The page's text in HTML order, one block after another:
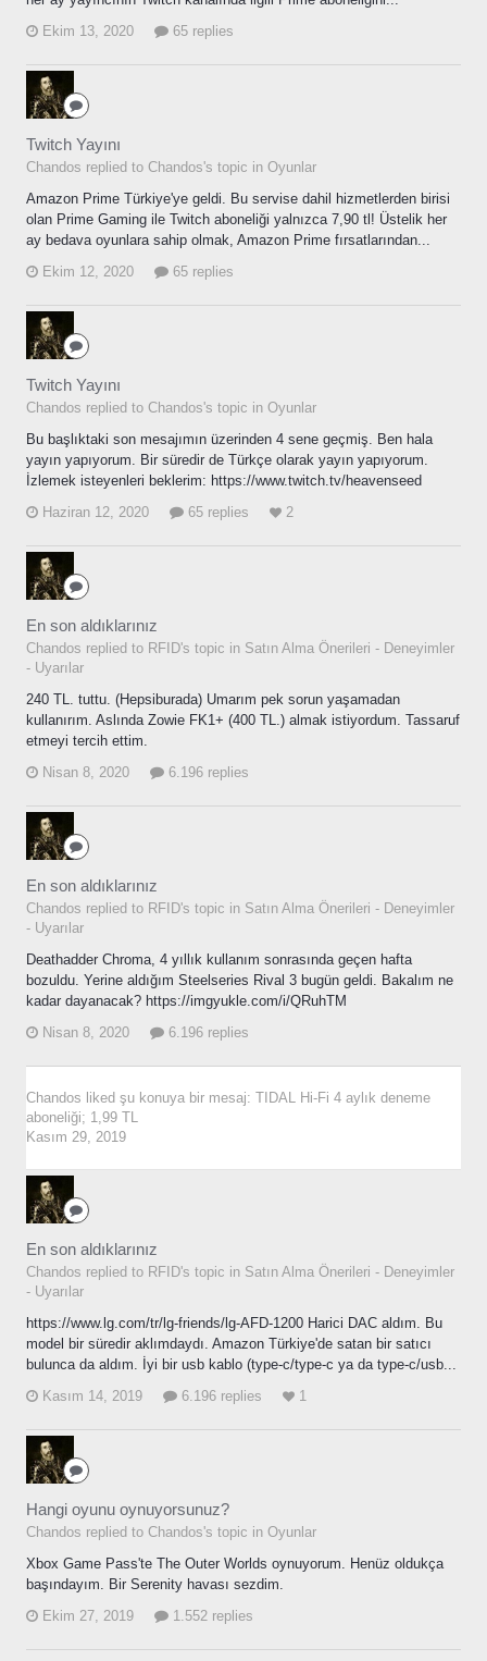
Ekim 13, 2020
65 replies
Twitch Yayını
Chandos replied to Chandos's topic in Oyunlar
Amazon Prime Türkiye'ye geldi. Bu servise dahil hizmetlerden birisi
olan Prime Gaming ile Twitch aboneliği yalnızca 7,90 tl! Üstelik her
ay bedava oyunlara sahip olmak, Amazon Prime fırsatlarından...
Ekim 12, 2020
65 replies
Twitch Yayını
Chandos replied to Chandos's topic in Oyunlar
Bu başlıktaki son mesajımın üzerinden 4 sene geçmiş. Ben hala
yayın yapıyorum. Bir süredir de Türkçe olarak yayın yapıyorum.
İzlemek isteyenleri beklerim: https://www.twitch.tv/heavenseed
Haziran 12, 2020
65 replies 2
En son aldıklarınız
Chandos replied to RFID's topic in Satın Alma Önerileri - Deneyimler
- Uyarılar
240 TL. tuttu. (Hepsiburada) Umarım pek sorun yaşamadan
kullanırım. Aslında Zowie FK1+ (400 TL.) almak istiyordum. Tassaruf
etmeyi tercih ettim.
Nisan 8, 2020
6.196 replies
En son aldıklarınız
Chandos replied to RFID's topic in Satın Alma Önerileri - Deneyimler
- Uyarılar
Deathadder Chroma, 4 yıllık kullanım sonrasında geçen hafta
bozuldu. Yerine aldığım Steelseries Rival 3 bugün geldi. Bakalım ne
kadar dayanacak? https://imgyukle.com/i/QRuhTM
Nisan 8, 2020
6.196 replies
Chandos liked şu konuya bir mesaj: TIDAL Hi-Fi 4 aylık deneme
aboneliği; 1,99 TL
Kasım 29, 2019
En son aldıklarınız
Chandos replied to RFID's topic in Satın Alma Önerileri - Deneyimler
- Uyarılar
https://www.lg.com/tr/lg-friends/lg-AFD-1200 Harici DAC aldım. Bu
model bir süredir aklımdaydı. Amazon Türkiye'de satan bir satıcı
bulunca da aldım. İyi bir usb kablo (type-c/type-c ya da type-c/usb...
Kasım 14, 2019
6.196 replies 1
Hangi oyunu oynuyorsunuz?
Chandos replied to Chandos's topic in Oyunlar
Xbox Game Pass'te The Outer Worlds oynuyorum. Henüz oldukça
başındayım. Bir Serenity havası sezdim.
Ekim 27, 2019
1.552 replies